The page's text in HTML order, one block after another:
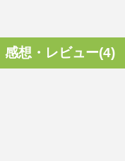
感想・レビュー(4)